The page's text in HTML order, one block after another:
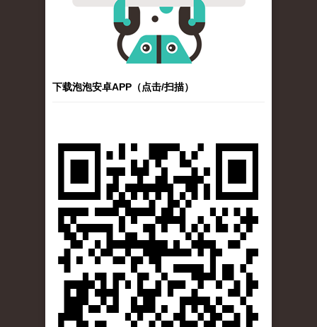
下载泡泡安卓APP（点击/扫描）